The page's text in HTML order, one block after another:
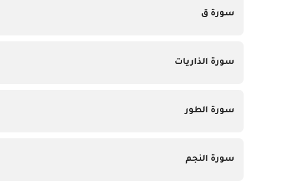
سورة ق
سورة الذاريات
سورة الطور
سورة النجم